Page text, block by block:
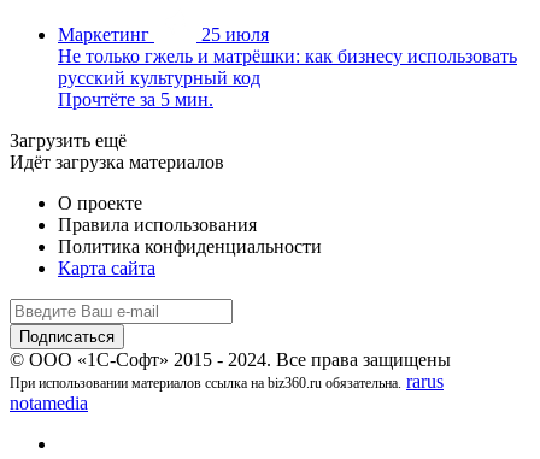
Маркетинг
25 июля
Не только гжель и матрёшки: как бизнесу использовать
русский культурный код
Прочтёте за 5 мин.
Загрузить ещё
Идёт загрузка материалов
О проекте
Правила использования
Политика конфиденциальности
Карта сайта
© ООО «1С-Софт» 2015 - 2024. Все права защищены
При использовании материалов ссылка на biz360.ru обязательна. rarus
notamedia